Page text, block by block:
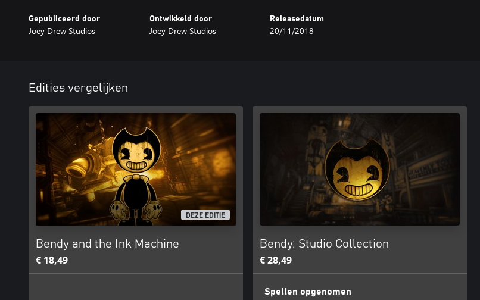
Gepubliceerd door
Joey Drew Studios
Ontwikkeld door
Joey Drew Studios
Releasedatum
20/11/2018
Edities vergelijken
DEZE EDITIE
Bendy and the Ink Machine
€ 18,49
Bendy: Studio Collection
€ 28,49
Spellen opgenomen